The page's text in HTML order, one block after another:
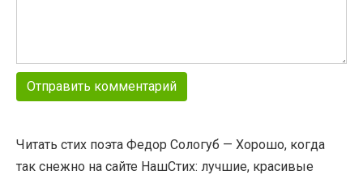
Читать стих поэта Федор Сологуб — Хорошо, когда
так снежно на сайте НашСтих: лучшие, красивые